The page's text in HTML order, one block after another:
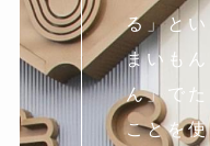
る」と
まいも
ん」で
ことを